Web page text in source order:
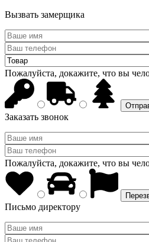
Вызвать замерщика
Пожалуйста, докажите, что вы
Заказать звонок
Пожалуйста, докажите, что вы
Письмо директору